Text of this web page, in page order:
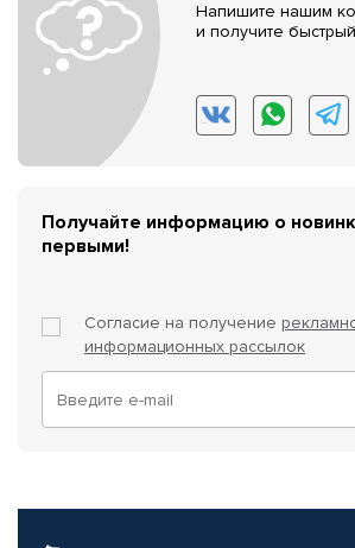
Напишите нашим
и получите
Получайте информацию о
первыми!
Согласие на получение
информационных рассылок